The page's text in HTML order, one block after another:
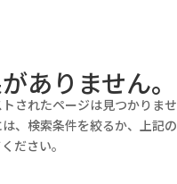
ありません。
トされたページは見つかりま
、検索条件を絞るか、上記
ださい。